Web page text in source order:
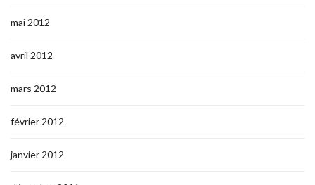
mai 2012
avril 2012
mars 2012
février 2012
janvier 2012